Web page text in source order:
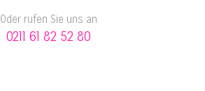
Oder rufen Sie uns an
0211 61 82 52 80